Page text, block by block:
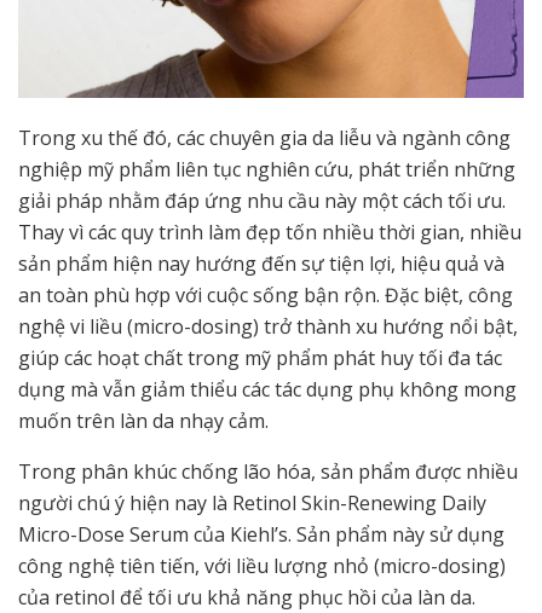
Trong xu thế đó, các chuyên gia da liễu và ngành công
nghiệp mỹ phẩm liên tục nghiên cứu, phát triển những
giải pháp nhằm đáp ứng nhu cầu này một cách tối ưu.
Thay vì các quy trình làm đẹp tốn nhiều thời gian, nhiều
sản phẩm hiện nay hướng đến sự tiện lợi, hiệu quả và
an toàn phù hợp với cuộc sống bận rộn. Đặc biệt, công
nghệ vi liều (micro-dosing) trở thành xu hướng nổi bật,
giúp các hoạt chất trong mỹ phẩm phát huy tối đa tác
dụng mà vẫn giảm thiểu các tác dụng phụ không mong
muốn trên làn da nhạy cảm.
Trong phân khúc chống lão hóa, sản phẩm được nhiều
người chú ý hiện nay là Retinol Skin-Renewing Daily
Micro-Dose Serum của Kiehl’s. Sản phẩm này sử dụng
công nghệ tiên tiến, với liều lượng nhỏ (micro-dosing)
của retinol để tối ưu khả năng phục hồi của làn da.